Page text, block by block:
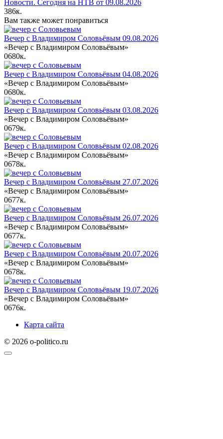
Новости. Сегодня на НТВ от 09.08.2026
386к.
Вам также может понравиться
Вечер с Владимиром Соловьёвым 09.08.2026
«Вечер с Владимиром Соловьёвым»
0680к.
Вечер с Владимиром Соловьёвым 04.08.2026
«Вечер с Владимиром Соловьёвым»
0680к.
Вечер с Владимиром Соловьёвым 03.08.2026
«Вечер с Владимиром Соловьёвым»
0679к.
Вечер с Владимиром Соловьёвым 02.08.2026
«Вечер с Владимиром Соловьёвым»
0678к.
Вечер с Владимиром Соловьёвым 27.07.2026
«Вечер с Владимиром Соловьёвым»
0677к.
Вечер с Владимиром Соловьёвым 26.07.2026
«Вечер с Владимиром Соловьёвым»
0677к.
Вечер с Владимиром Соловьёвым 20.07.2026
«Вечер с Владимиром Соловьёвым»
0678к.
Вечер с Владимиром Соловьёвым 19.07.2026
«Вечер с Владимиром Соловьёвым»
0676к.
Карта сайта
© 2026 o-politico.ru